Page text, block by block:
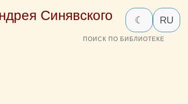
Синявского ☾ RU
ПОИСК ПО БИБЛИОТЕКЕ